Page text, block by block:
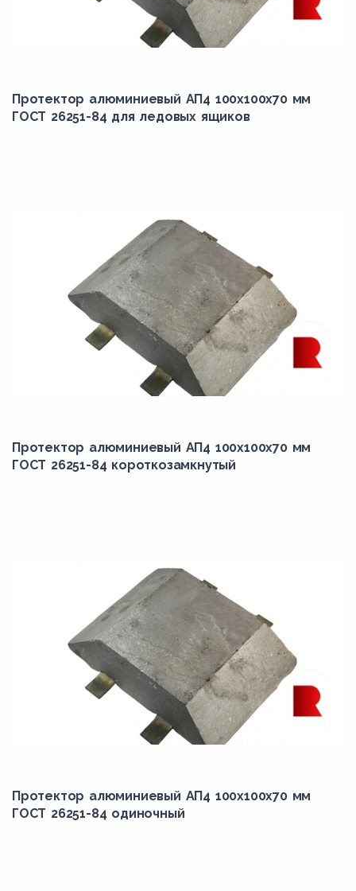
Протектор алюминиевый АП4 100х100х70 мм
ГОСТ 26251-84 для ледовых ящиков
Протектор алюминиевый АП4 100х100х70 мм
ГОСТ 26251-84 короткозамкнутый
Протектор алюминиевый АП4 100х100х70 мм
ГОСТ 26251-84 одиночный